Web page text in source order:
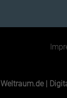
Weltraum.de |